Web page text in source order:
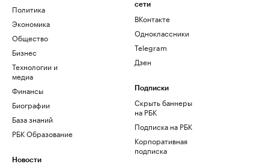
Политика
Экономика
Общество
Бизнес
Технологии и
медиа
Финансы
Биографии
База знаний
РБК Образование
Новости
сети
ВКонтакте
Одноклассники
Telegram
Дзен
Подписки
Скрыть баннеры
на РБК
Подписка на РБК
Корпоративная
подписка